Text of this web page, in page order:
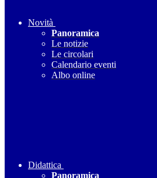
Novità
Panoramica
Le notizie
Le circolari
Calendario eventi
Albo online
Didattica
Panoramica